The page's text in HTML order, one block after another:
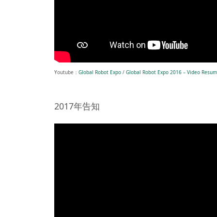
Youtube： Global Robot Expo / Global Robot Expo 2016 – Video
2017年告知